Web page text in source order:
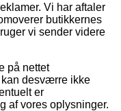
Vi har aftaler
butikkernes
vi sender videre
på nettet
desværre ikke
er
af vores oplysninger.